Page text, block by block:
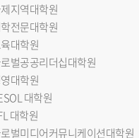
지역대학원
전문대학원
대학원
벌공공리더십대학원
대학원
대학원
대학원
벌미디어커뮤니케이션대학원